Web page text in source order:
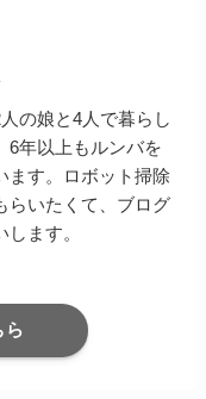
の娘と4人で暮らし
6年以上もルンバを
ます。ロボット掃除
らいたくて、ブログ
ます。
ら